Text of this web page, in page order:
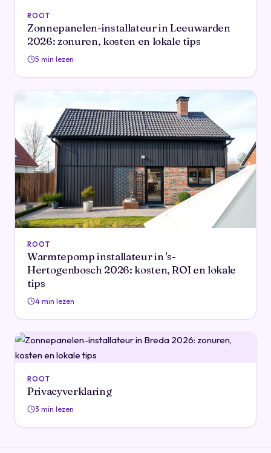
ROOT
Zonnepanelen-installateur in Leeuwarden
2026: zonuren, kosten en lokale tips
5 min lezen
ROOT
Warmtepomp installateur in 's-
Hertogenbosch 2026: kosten, ROI en lokale
tips
4 min lezen
ROOT
Privacyverklaring
3 min lezen